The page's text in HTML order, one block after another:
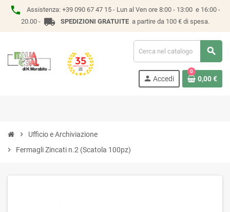
phone Assistenza: +39 090 67 47 15 - Lun al Ven ore 8:00 - 13:00 e 16:00 -
20.00 - local_shipping SPEDIZIONI GRATUITEa partire da 100 € di spesa.
search
person Accedi
0
0,00 €
chevron_right
Ufficio e Archiviazione
chevron_right
Fermagli Zincati n.2 (Scatola 100pz)